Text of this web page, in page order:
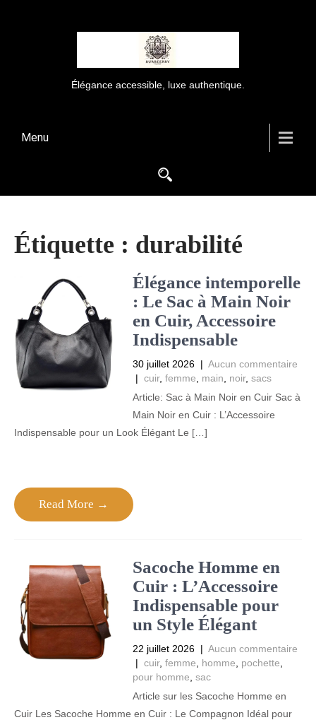
Élégance accessible, luxe authentique.
Menu
Étiquette : durabilité
Élégance intemporelle
: Le Sac à Main Noir
en Cuir, Accessoire
Indispensable
30 juillet 2026 | Aucun commentaire
| cuir, femme main noir, sacs
Article: Sac à Main Noir en Cuir Sac à
Main Noir en Cuir : L’Accessoire
Indispensable pour un Look Élégant Le […]
Read More →
Sacoche Homme en
Cuir : L’Accessoire
Indispensable pour
un Style Élégant
22 juillet 2026 | Aucun commentaire
| cuir, femme homme pochette
pour homme sac
Article sur les Sacoche Homme en
Cuir Les Sacoche Homme en Cuir : Le Compagnon Idéal pour